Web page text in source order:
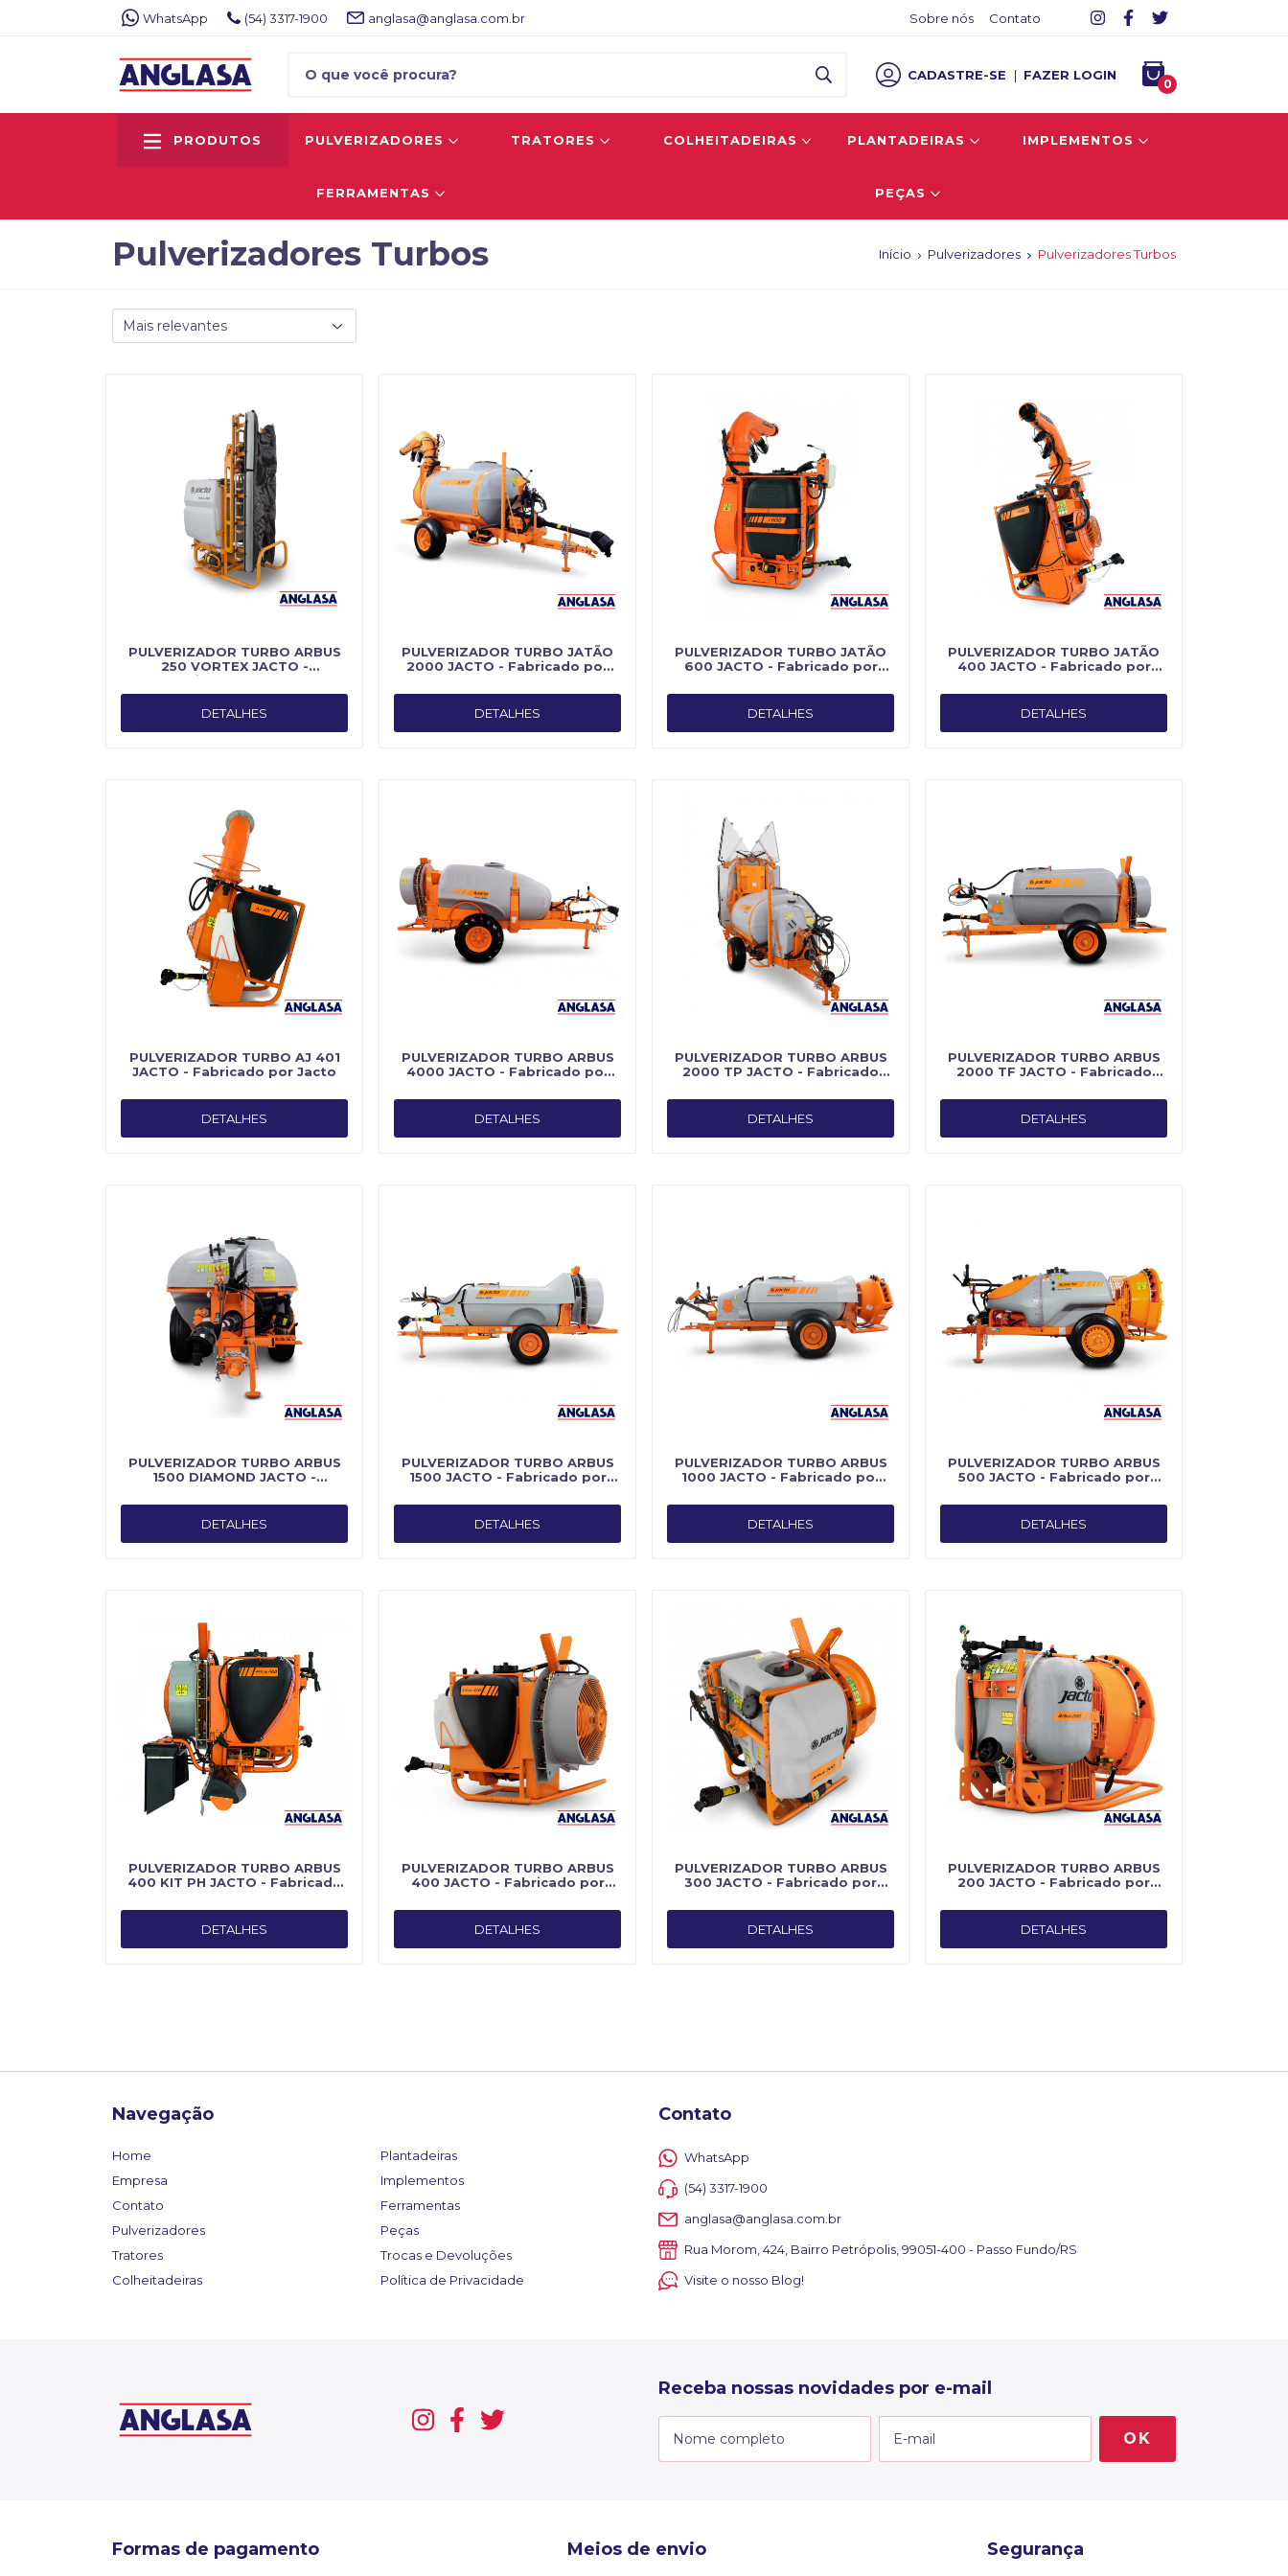
WhatsApp (54) 3317-1900 anglasa@anglasa.com.br Sobre nós Contato
CADASTRE-SE | FAZER LOGIN
0
PRODUTOS PULVERIZADORES TRATORES COLHEITADEIRAS PLANTADEIRAS IMPLEMENTOS
FERRAMENTAS PEÇAS
Pulverizadores Turbos Início Pulverizadores Pulverizadores Turbos
PULVERIZADOR TURBO ARBUS
250 VORTEX JACTO -
Fabricado por Jacto
DETALHES
PULVERIZADOR TURBO JATÃO
2000 JACTO - Fabricado por
DETALHES
PULVERIZADOR TURBO JATÃO
600 JACTO - Fabricado por
DETALHES
PULVERIZADOR TURBO JATÃO
400 JACTO - Fabricado por
DETALHES
PULVERIZADOR TURBO AJ 401
JACTO - Fabricado por Jacto
DETALHES
PULVERIZADOR TURBO ARBUS
4000 JACTO - Fabricado por
DETALHES
PULVERIZADOR TURBO ARBUS
2000 TP JACTO - Fabricado
DETALHES
PULVERIZADOR TURBO ARBUS
2000 TF JACTO - Fabricado
DETALHES
PULVERIZADOR TURBO ARBUS
1500 DIAMOND JACTO -
Fabricado por Jacto
DETALHES
PULVERIZADOR TURBO ARBUS
1500 JACTO - Fabricado por
DETALHES
PULVERIZADOR TURBO ARBUS
1000 JACTO - Fabricado por
DETALHES
PULVERIZADOR TURBO ARBUS
500 JACTO - Fabricado por
DETALHES
PULVERIZADOR TURBO ARBUS
400 KIT PH JACTO - Fabricado
DETALHES
PULVERIZADOR TURBO ARBUS
400 JACTO - Fabricado por
DETALHES
PULVERIZADOR TURBO ARBUS
300 JACTO - Fabricado por
DETALHES
PULVERIZADOR TURBO ARBUS
200 JACTO - Fabricado por
DETALHES
Navegação
Home
Empresa
Contato
Pulverizadores
Tratores
Colheitadeiras
Plantadeiras
Implementos
Ferramentas
Peças
Trocas e Devoluções
Política de Privacidade
Contato
WhatsApp
(54) 3317-1900
anglasa@anglasa.com.br
Rua Morom, 424, Bairro Petrópolis, 99051-400 - Passo Fundo/RS
Visite o nosso Blog!
Receba nossas novidades por e-mail
Formas de pagamento Meios de envio Segurança